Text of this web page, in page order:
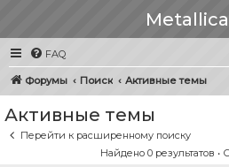
FAQ
Форумы Поиск Активные темы
Активные темы
Перейти к расширенному поиску
Найдено 0 результатов •